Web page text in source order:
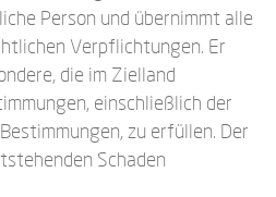
Person und übernimmt alle
Verpflichtungen. Er
die im Zielland
einschließlich der
zu erfüllen. Der
Schaden